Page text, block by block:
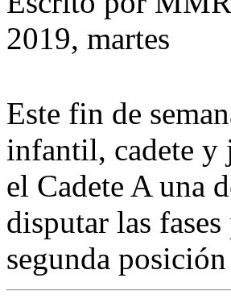
2019, martes
Este fin de
infantil, cadete
el Cadete A una
disputar las
segunda